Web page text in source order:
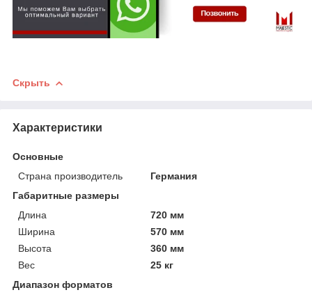
Скрыть
Характеристики
Основные
Страна производитель
Германия
Габаритные размеры
Длина
720 мм
Ширина
570 мм
Высота
360 мм
Вес
25 кг
Диапазон форматов